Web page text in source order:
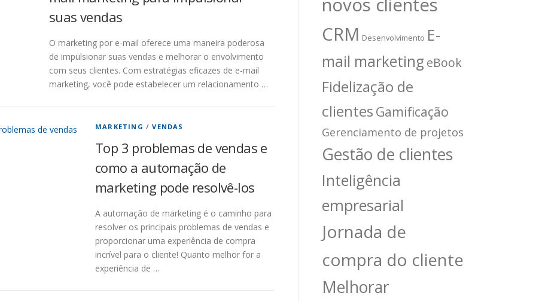
suas vendas
O marketing por e-mail oferece uma maneira poderosa
de impulsionar suas vendas e melhorar o envolvimento
com seus clientes. Com estratégias eficazes de e-mail
marketing, você pode estabelecer um relacionamento …
MARKETING /VENDAS
Top 3 problemas de vendas e
como a automação de
marketing pode resolvê-los
A automação de marketing é o caminho para
resolver os principais problemas de vendas e
proporcionar uma experiência de compra
incrível para o cliente! Quanto melhor for a
experiência de …
CRM Desenvolvimento E-
mail marketing eBook
Fidelização de
clientes Gamificação
Gerenciamento de projetos
Gestão de clientes
Inteligência
empresarial
Jornada de
compra do cliente
Melhorar